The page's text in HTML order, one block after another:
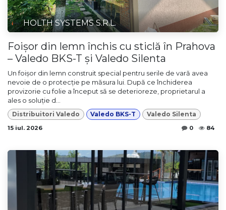
HOLTH SYSTEMS S.R.L.
Foișor din lemn închis cu sticlă în Prahova
– Valedo BKS-T și Valedo Silenta
Un foișor din lemn construit special pentru serile de vară avea
nevoie de o protecție pe măsura lui. După ce închiderea
provizorie cu folie a început să se deterioreze, proprietarul a
ales o soluție d...
Distribuitori Valedo Valedo BKS-T Valedo Silenta
15 iul. 2026 0 84